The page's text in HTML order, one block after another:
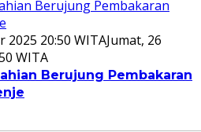
2025 20:50 WITAJumat, 26
WITA
Berujung Pembakaran